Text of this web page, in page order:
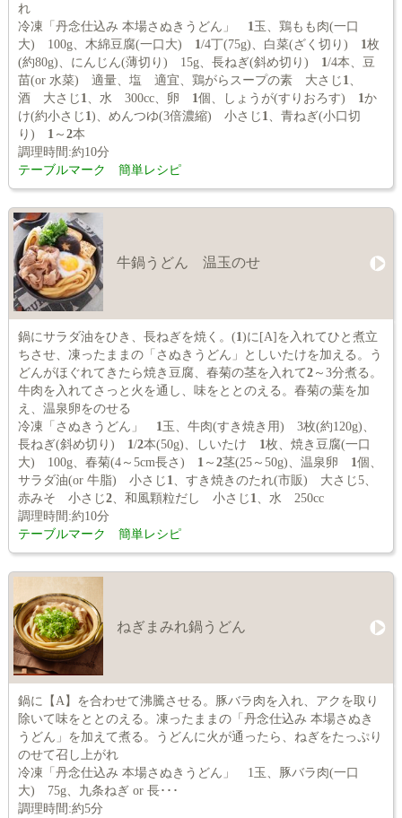
れ
冷凍「丹念仕込み 本場さぬきうどん」 1 玉、鶏もも肉(一口
大) 100g、木綿豆腐(一口大) 1 /4丁(75g)、白菜(ざく切り) 1 枚
(約80g)、にんじん(薄切り) 15g、長ねぎ(斜め切り) 1 /4本、豆
苗(or 水菜) 適量、塩 適宜、鶏がらスープの素 大さじ 1
酒 大さじ 1 、水 300cc、卵 1 個、しょうが(すりおろす) 1 か
け(約小さじ 1 )、めんつゆ(3倍濃縮) 小さじ 1
、青ねぎ(小口切
り) 1 ～ 2本
調理時間:約10分
テーブルマーク 簡単レシピ
牛鍋うどん 温玉のせ
鍋にサラダ油をひき、長ねぎを焼く。(1 )に[A]を入れてひと煮立
ちさせ、凍ったままの「さぬきうどん」としいたけを加える。う
どんがほぐれてきたら焼き豆腐、春菊の茎を入れて2～3分煮る。
牛肉を入れてさっと火を通し、味をととのえる。春菊の葉を加
え、温泉卵をのせる
冷凍「さぬきうどん」 1 玉、牛肉(すき焼き用) 3枚(約120g)、
長ねぎ(斜め切り) 1 /2本(50g)、しいたけ 1 枚、焼き豆腐(一口
大) 100g、春菊(4～5cm長さ) 1 ～ 2茎(25～50g)、温泉卵 1 個、
サラダ油(or 牛脂) 小さじ 1
、すき焼きのたれ(市販) 大さじ5、
赤みそ 小さじ2、和風顆粒だし 小さじ 1
、水 250cc
調理時間:約10分
テーブルマーク 簡単レシピ
ねぎまみれ鍋うどん
鍋に【A】を合わせて沸騰させる。豚バラ肉を入れ、アクを取り
除いて味をととのえる。凍ったままの「丹念仕込み 本場さぬき
うどん」を加えて煮る。うどんに火が通ったら、ねぎをたっぷり
のせて召し上がれ
冷凍「丹念仕込み 本場さぬきうどん」 1玉、豚バラ肉(一口
大) 75g、九条ねぎ or 長･･･
調理時間:約5分